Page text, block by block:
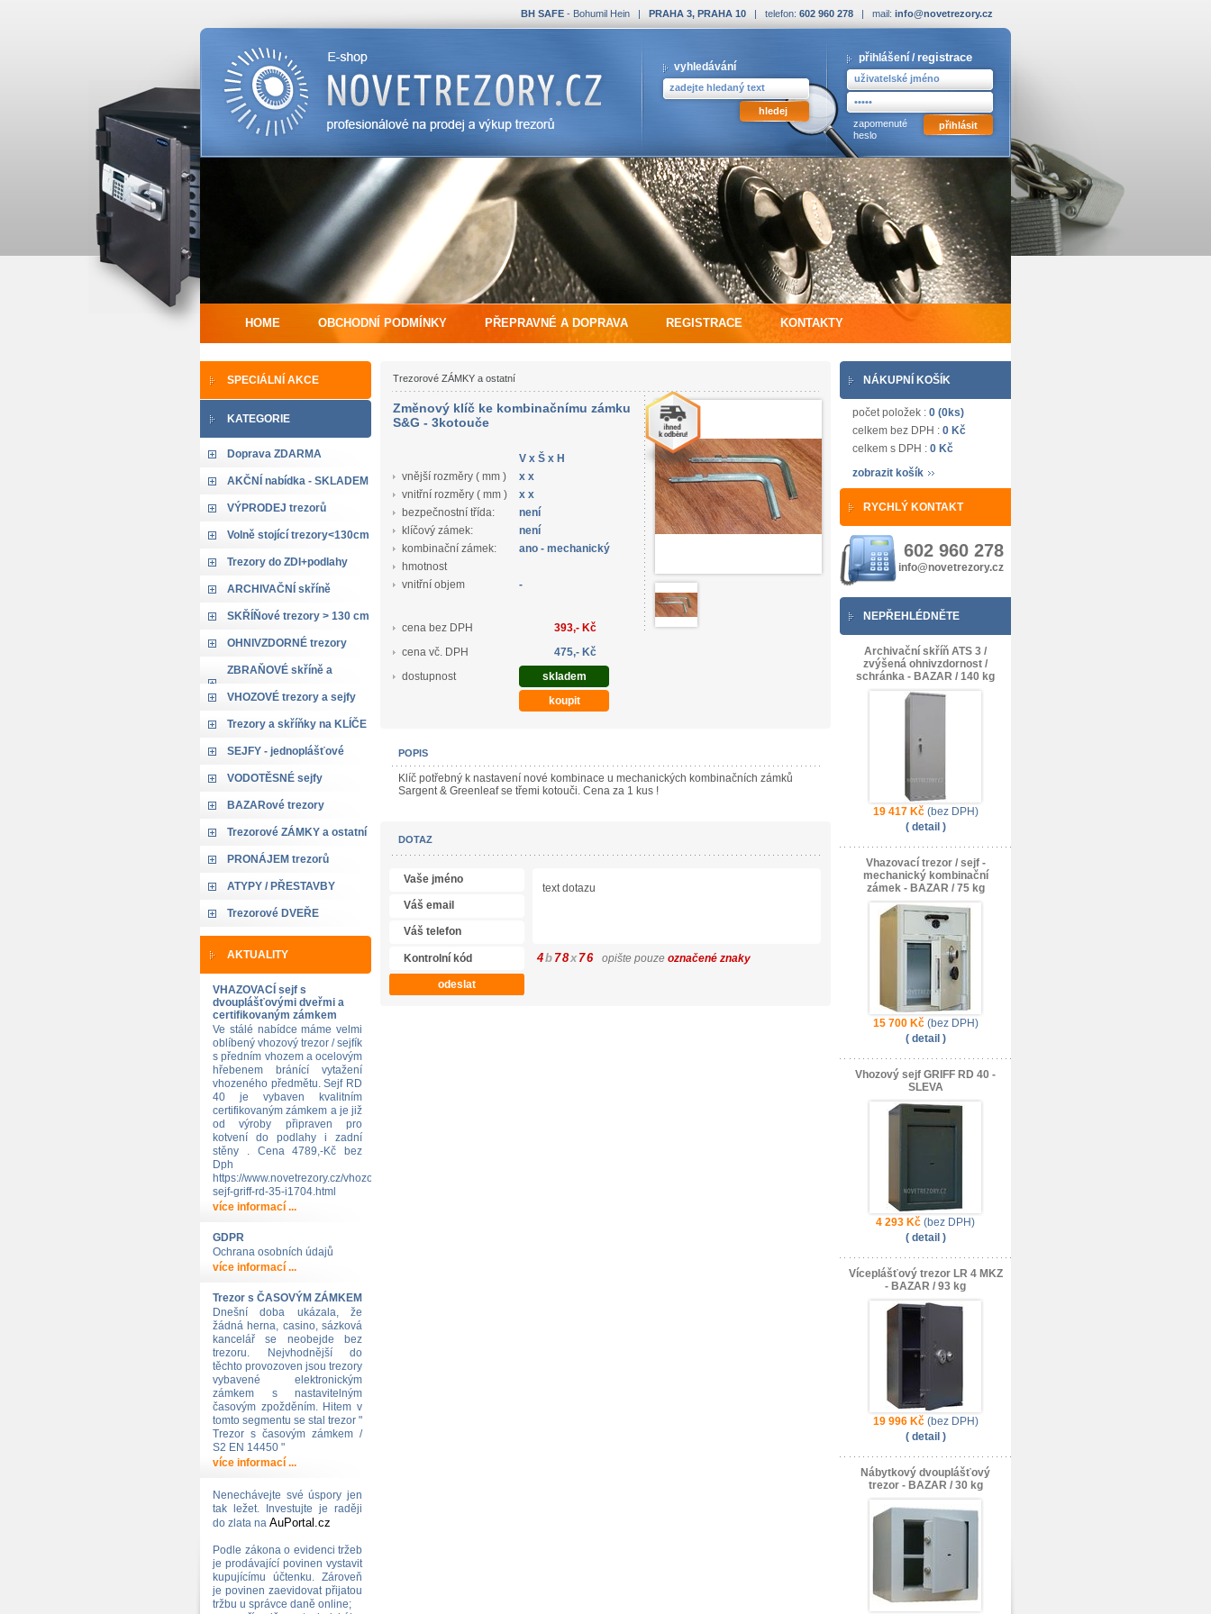
BH SAFE - Bohumil Hein | PRAHA 3, PRAHA 10 | telefon: 602 960 278 | mail: info@novetrezory.cz
vyhledávání
přihlášení / registrace
zapomenuté
heslo
HOME OBCHODNÍ PODMÍNKY PŘEPRAVNÉ A DOPRAVA REGISTRACE KONTAKTY
SPECIÁLNÍ AKCE
KATEGORIE
Doprava ZDARMA
AKČNÍ nabídka - SKLADEM
VÝPRODEJ trezorů
Volně stojící trezory<130cm
Trezory do ZDI+podlahy
ARCHIVAČNÍ skříně
SKŘÍŇové trezory > 130 cm
OHNIVZDORNÉ trezory
ZBRAŇOVÉ skříně a
trezory
VHOZOVÉ trezory a sejfy
Trezory a skříňky na KLÍČE
SEJFY - jednoplášťové
VODOTĚSNÉ sejfy
BAZARové trezory
Trezorové ZÁMKY a ostatní
PRONÁJEM trezorů
ATYPY / PŘESTAVBY
Trezorové DVEŘE
AKTUALITY
VHAZOVACÍ sejf s
dvouplášťovými dveřmi a
certifikovaným zámkem
Ve stálé nabídce máme velmi
oblíbený vhozový trezor / sejfík
s předním vhozem a ocelovým
hřebenem bránící vytažení
vhozeného předmětu. Sejf RD
40 je vybaven kvalitním
certifikovaným zámkem a je již
od výroby připraven pro
kotvení do podlahy i zadní
stěny . Cena 4789,-Kč bez
Dph
https://www.novetrezory.cz/vhozovy-
sejf-griff-rd-35-i1704.html
více informací ...
GDPR
Ochrana osobních údajů
více informací ...
Trezor s ČASOVÝM ZÁMKEM
Dnešní doba ukázala, že
žádná herna, casino, sázková
kancelář se neobejde bez
trezoru. Nejvhodnější do
těchto provozoven jsou trezory
vybavené elektronickým
zámkem s nastavitelným
časovým zpožděním. Hitem v
tomto segmentu se stal trezor "
Trezor s časovým zámkem /
S2 EN 14450 "
více informací ...
Nenechávejte své úspory jen
tak ležet. Investujte je raději
do zlata na AuPortal.cz
Podle zákona o evidenci tržeb
je prodávající povinen vystavit
kupujícímu účtenku. Zároveň
je povinen zaevidovat přijatou
tržbu u správce daně online;
Trezorové ZÁMKY a ostatní
Změnový klíč ke kombinačnímu zámku
S&G - 3kotouče
V x Š x H
vnější rozměry ( mm )
x x
vnitřní rozměry ( mm )
x x
bezpečnostní třída:
není
klíčový zámek:
není
kombinační zámek:
ano - mechanický
hmotnost
vnitřní objem
-
cena bez DPH
393,- Kč
cena vč. DPH
475,- Kč
dostupnost
skladem
POPIS
Klíč potřebný k nastavení nové kombinace u mechanických kombinačních zámků
Sargent & Greenleaf se třemi kotouči. Cena za 1 kus !
DOTAZ
4b 78x 76 opište pouze označené znaky
NÁKUPNÍ KOŠÍK
počet položek : 0 (0ks)
celkem bez DPH : 0 Kč
celkem s DPH : 0 Kč
zobrazit košík
RYCHLÝ KONTAKT
602 960 278
info@novetrezory.cz
NEPŘEHLÉDNĚTE
Archivační skříň ATS 3 /
zvýšená ohnivzdornost /
schránka - BAZAR / 140 kg
19 417 Kč(bez DPH)
( detail )
Vhazovací trezor / sejf -
mechanický kombinační
zámek - BAZAR / 75 kg
15 700 Kč(bez DPH)
( detail )
Vhozový sejf GRIFF RD 40 -
SLEVA
4 293 Kč (bez DPH)
( detail )
Víceplášťový trezor LR 4 MKZ
- BAZAR / 93 kg
19 996 Kč(bez DPH)
( detail )
Nábytkový dvouplášťový
trezor - BAZAR / 30 kg